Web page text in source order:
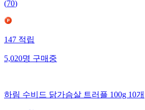
(70)
147적립
5,020명구매중
하림 수비드 닭가슴살 트러플 100g 10개